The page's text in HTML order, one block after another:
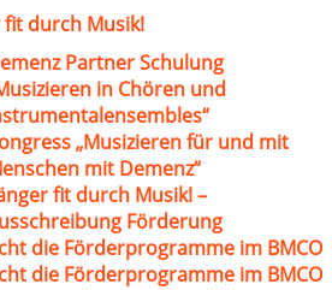
fit durch Musik!
Partner Schulung
in Chören und
„Musizieren für und mit
mit Demenz“
fit durch Musik! –
Förderung
die Förderprogramme im BMCO
die Förderprogramme im BMCO